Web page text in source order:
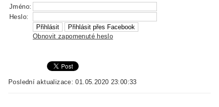
Jméno:
Heslo:
Obnovit zapomenuté heslo
Poslední aktualizace: 01.05.2020 23:00:33